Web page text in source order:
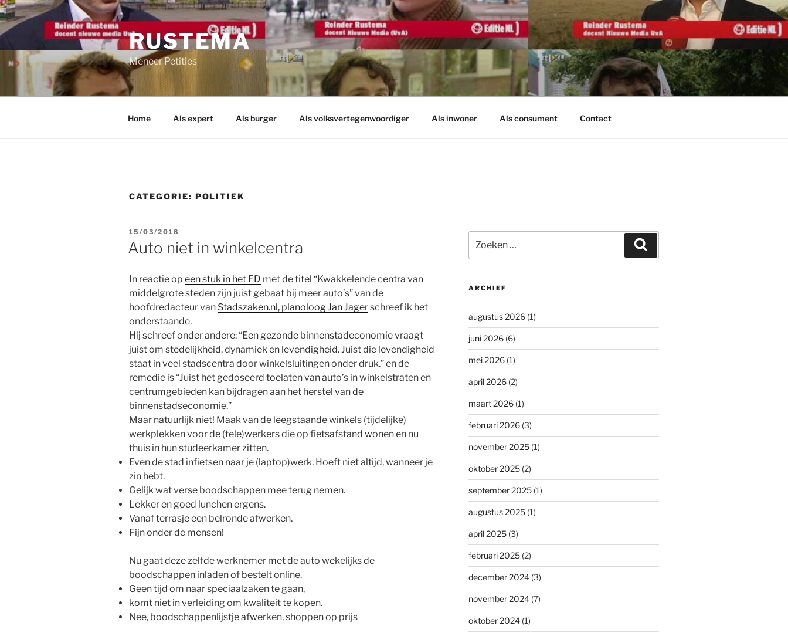
Ga
naar
de
inhoud
RUSTEMA
Meneer Petities
Home Als expert Als burger Als volksvertegenwoordiger Als inwoner Als consument Contact
CATEGORIE: POLITIEK
GEPLAATST
OP
15/03/2018
Auto niet in winkelcentra
In reactie op een stuk in het FD met de titel “Kwakkelende centra van
middelgrote steden zijn juist gebaat bij meer auto’s” van de
hoofdredacteur van Stadszaken.nl, planoloog Jan Jagerschreef ik het
onderstaande.
Hij schreef onder andere: “Een gezonde binnenstadeconomie vraagt
juist om stedelijkheid, dynamiek en levendigheid. Juist die levendigheid
staat in veel stadscentra door winkelsluitingen onder druk.” en de
remedie is “Juist het gedoseerd toelaten van auto’s in winkelstraten en
centrumgebieden kan bijdragen aan het herstel van de
binnenstadseconomie.”
Maar natuurlijk niet! Maak van de leegstaande winkels (tijdelijke)
werkplekken voor de (tele)werkers die op fietsafstand wonen en nu
thuis in hun studeerkamer zitten.
Even de stad infietsen naar je (laptop)werk. Hoeft niet altijd, wanneer je
zin hebt.
Gelijk wat verse boodschappen mee terug nemen.
Lekker en goed lunchen ergens.
Vanaf terrasje een belronde afwerken.
Fijn onder de mensen!
Nu gaat deze zelfde werknemer met de auto wekelijks de
boodschappen inladen of bestelt online.
Geen tijd om naar speciaalzaken te gaan,
komt niet in verleiding om kwaliteit te kopen.
Nee, boodschappenlijstje afwerken, shoppen op prijs
naar:
ARCHIEF
augustus 2026(1)
juni 2026(6)
mei 2026(1)
april 2026(2)
maart 2026(1)
februari 2026(3)
november 2025(1)
oktober 2025(2)
september 2025(1)
augustus 2025(1)
april 2025(3)
februari 2025(2)
december 2024(3)
november 2024(7)
oktober 2024(1)